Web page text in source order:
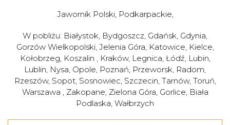
Jawornik Polski, Podkarpackie,
W pobliżu: Białystok, Bydgoszcz, Gdańsk, Gdynia,
Gorzów Wielkopolski, Jelenia Góra, Katowice, Kielce,
Kołobrzeg, Koszalin , Kraków, Legnica, Łódź, Lubin,
Lublin, Nysa, Opole, Poznań, Przeworsk, Radom,
Rzeszów, Sopot, Sosnowiec, Szczecin, Tarnów, Toruń,
Warszawa , Zakopane, Zielona Góra, Gorlice, Biała
Podlaska, Wałbrzych